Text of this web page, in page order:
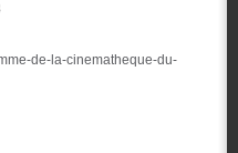
de-la-cinematheque-du-